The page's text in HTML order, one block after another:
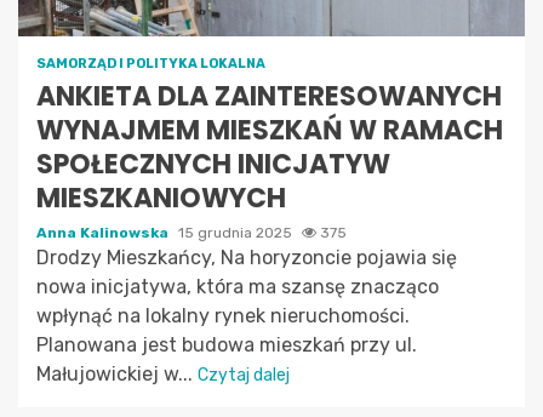
SAMORZĄD I POLITYKA LOKALNA
ANKIETA DLA ZAINTERESOWANYCH
WYNAJMEM MIESZKAŃ W RAMACH
SPOŁECZNYCH INICJATYW
MIESZKANIOWYCH
Anna Kalinowska 15 grudnia 2025 375
Drodzy Mieszkańcy, Na horyzoncie pojawia się
nowa inicjatywa, która ma szansę znacząco
wpłynąć na lokalny rynek nieruchomości.
Planowana jest budowa mieszkań przy ul.
Małujowickiej w... Czytaj dalej